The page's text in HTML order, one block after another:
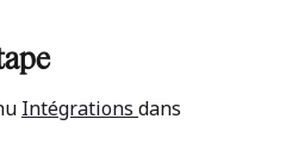
Intégrations dans